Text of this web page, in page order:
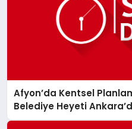
Afyon’da Kentsel
Belediye Heyeti